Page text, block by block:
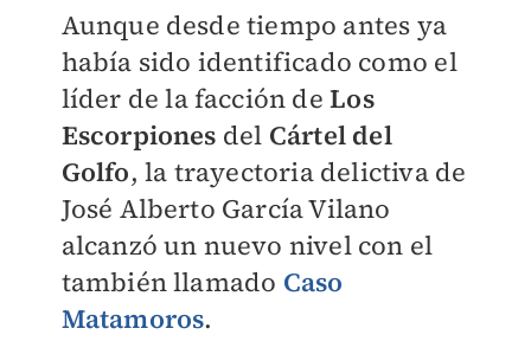
Aunque desde tiempo antes ya
había sido identificado como el
líder de la facción deLos
Escorpiones del Cártel del
Golfo, la trayectoria delictiva de
José Alberto García Vilano
alcanzó un nuevo nivel con el
también llamado Caso
Matamoros.